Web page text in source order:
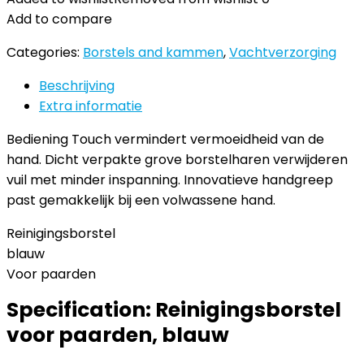
Add to compare
Categories: Borstels and kammen,Vachtverzorging
Beschrijving
Extra informatie
Bediening Touch vermindert vermoeidheid van de
hand. Dicht verpakte grove borstelharen verwijderen
vuil met minder inspanning. Innovatieve handgreep
past gemakkelijk bij een volwassene hand.
Reinigingsborstel
blauw
Voor paarden
Specification: Reinigingsborstel
voor paarden, blauw